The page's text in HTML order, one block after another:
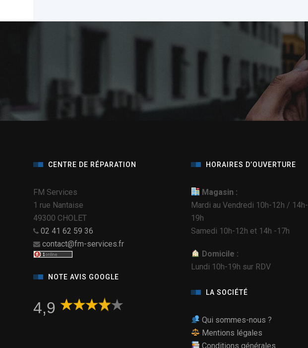
CENTRE DE RÉPARATION
FM Services
1 rue Nantaise
49300 CHOLET
02 41 62 59 36
contact@fm-services.fr
NOTE AVIS GOOGLE
4,9
HORAIRES D’OUVERTURE
Magasin :
Mardi au Vendredi 10h-12h / 14h-
19h
Samedi 10h-12h et 14h -17h
Domicile :
Lundi 10h-19h sur RDV
LA SOCIÉTÉ
Qui sommes-nous ?
Mentions légales
Conditions générales